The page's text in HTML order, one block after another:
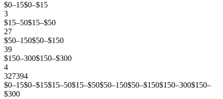
$0–15$0–$15
3
$15–50$15–$50
27
$50–150$50–$150
39
$150–300$150–$300
4
327394
$0–15$0–$15$15–50$15–$50$50–150$50–$150$150–300$150–
$300